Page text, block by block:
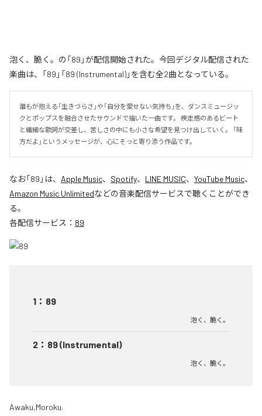
泡く、脆く。の「89」が配信開始された。今回デジタル配信された
楽曲は、「89」「89 (Instrumental)」を含む全2曲となっている。
誰もが抱える「生きづらさ」や「自分を愛せない気持ち」を、ダンスミュージッ
クとポップスを融合させたサウンドで描いた一曲です。 疾走感のあるビート
と繊細な歌詞が交差し、苦しさの中にも小さな希望を見つけ出していく。 「味
方だよ」というメッセージが、心にそっと寄り添う作品です。
なお「89 」は、 Apple Music、 Spotify、 LINE MUSIC、 YouTube Music、
Amazon Music Unlimitedなどの音楽配信サービスで聴くことができ
る。
各配信サービス： 89
1 ： 89
泡く、脆く。
2 ： 89 (Instrumental)
泡く、脆く。
Awaku,Moroku.